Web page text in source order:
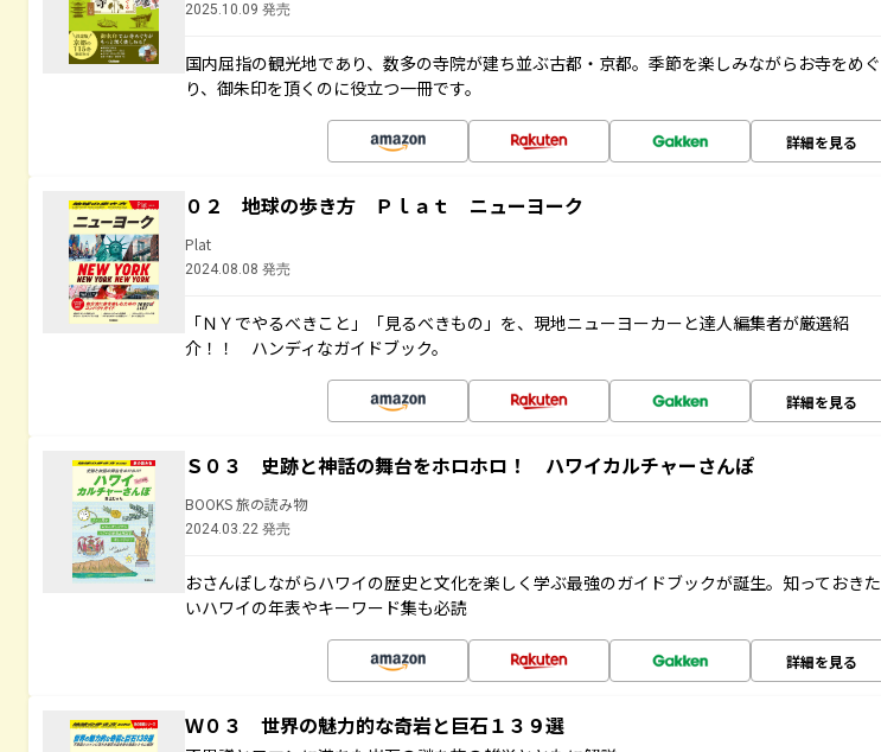
2025.10.09 発売
国内屈指の観光地であり、数多の寺院が建ち並ぶ古都・京都。季節を楽しみながらお寺をめぐ
り、御朱印を頂くのに役立つ一冊です。
詳細を見る
０２ 地球の歩き方 Ｐｌａｔ ニューヨーク
Plat
2024.08.08 発売
「ＮＹでやるべきこと」「見るべきもの」を、現地ニューヨーカーと達人編集者が厳選紹
介！！ ハンディなガイドブック。
詳細を見る
Ｓ０３ 史跡と神話の舞台をホロホロ！ ハワイカルチャーさんぽ
BOOKS 旅の読み物
2024.03.22 発売
おさんぽしながらハワイの歴史と文化を楽しく学ぶ最強のガイドブックが誕生。知っておきた
いハワイの年表やキーワード集も必読
詳細を見る
Ｗ０３ 世界の魅力的な奇岩と巨石１３９選